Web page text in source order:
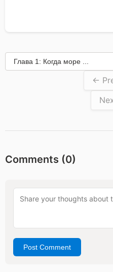
←
Comments (0)
Post Comment